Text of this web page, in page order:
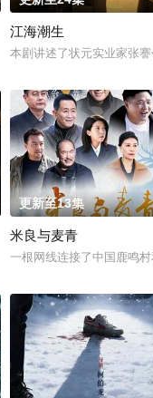
学习，憧憬未来。为此，苏
我喜欢你，哲学和生物学
合举办的小型军事演习中
江海潮生
本剧讲述了状元实业家张
理念突破的故事。
加围剿。冀中军区损失
“中国准备银行”发行的伪
更新至13集
米良与麦青
一根网线连接了中国鹿鸣